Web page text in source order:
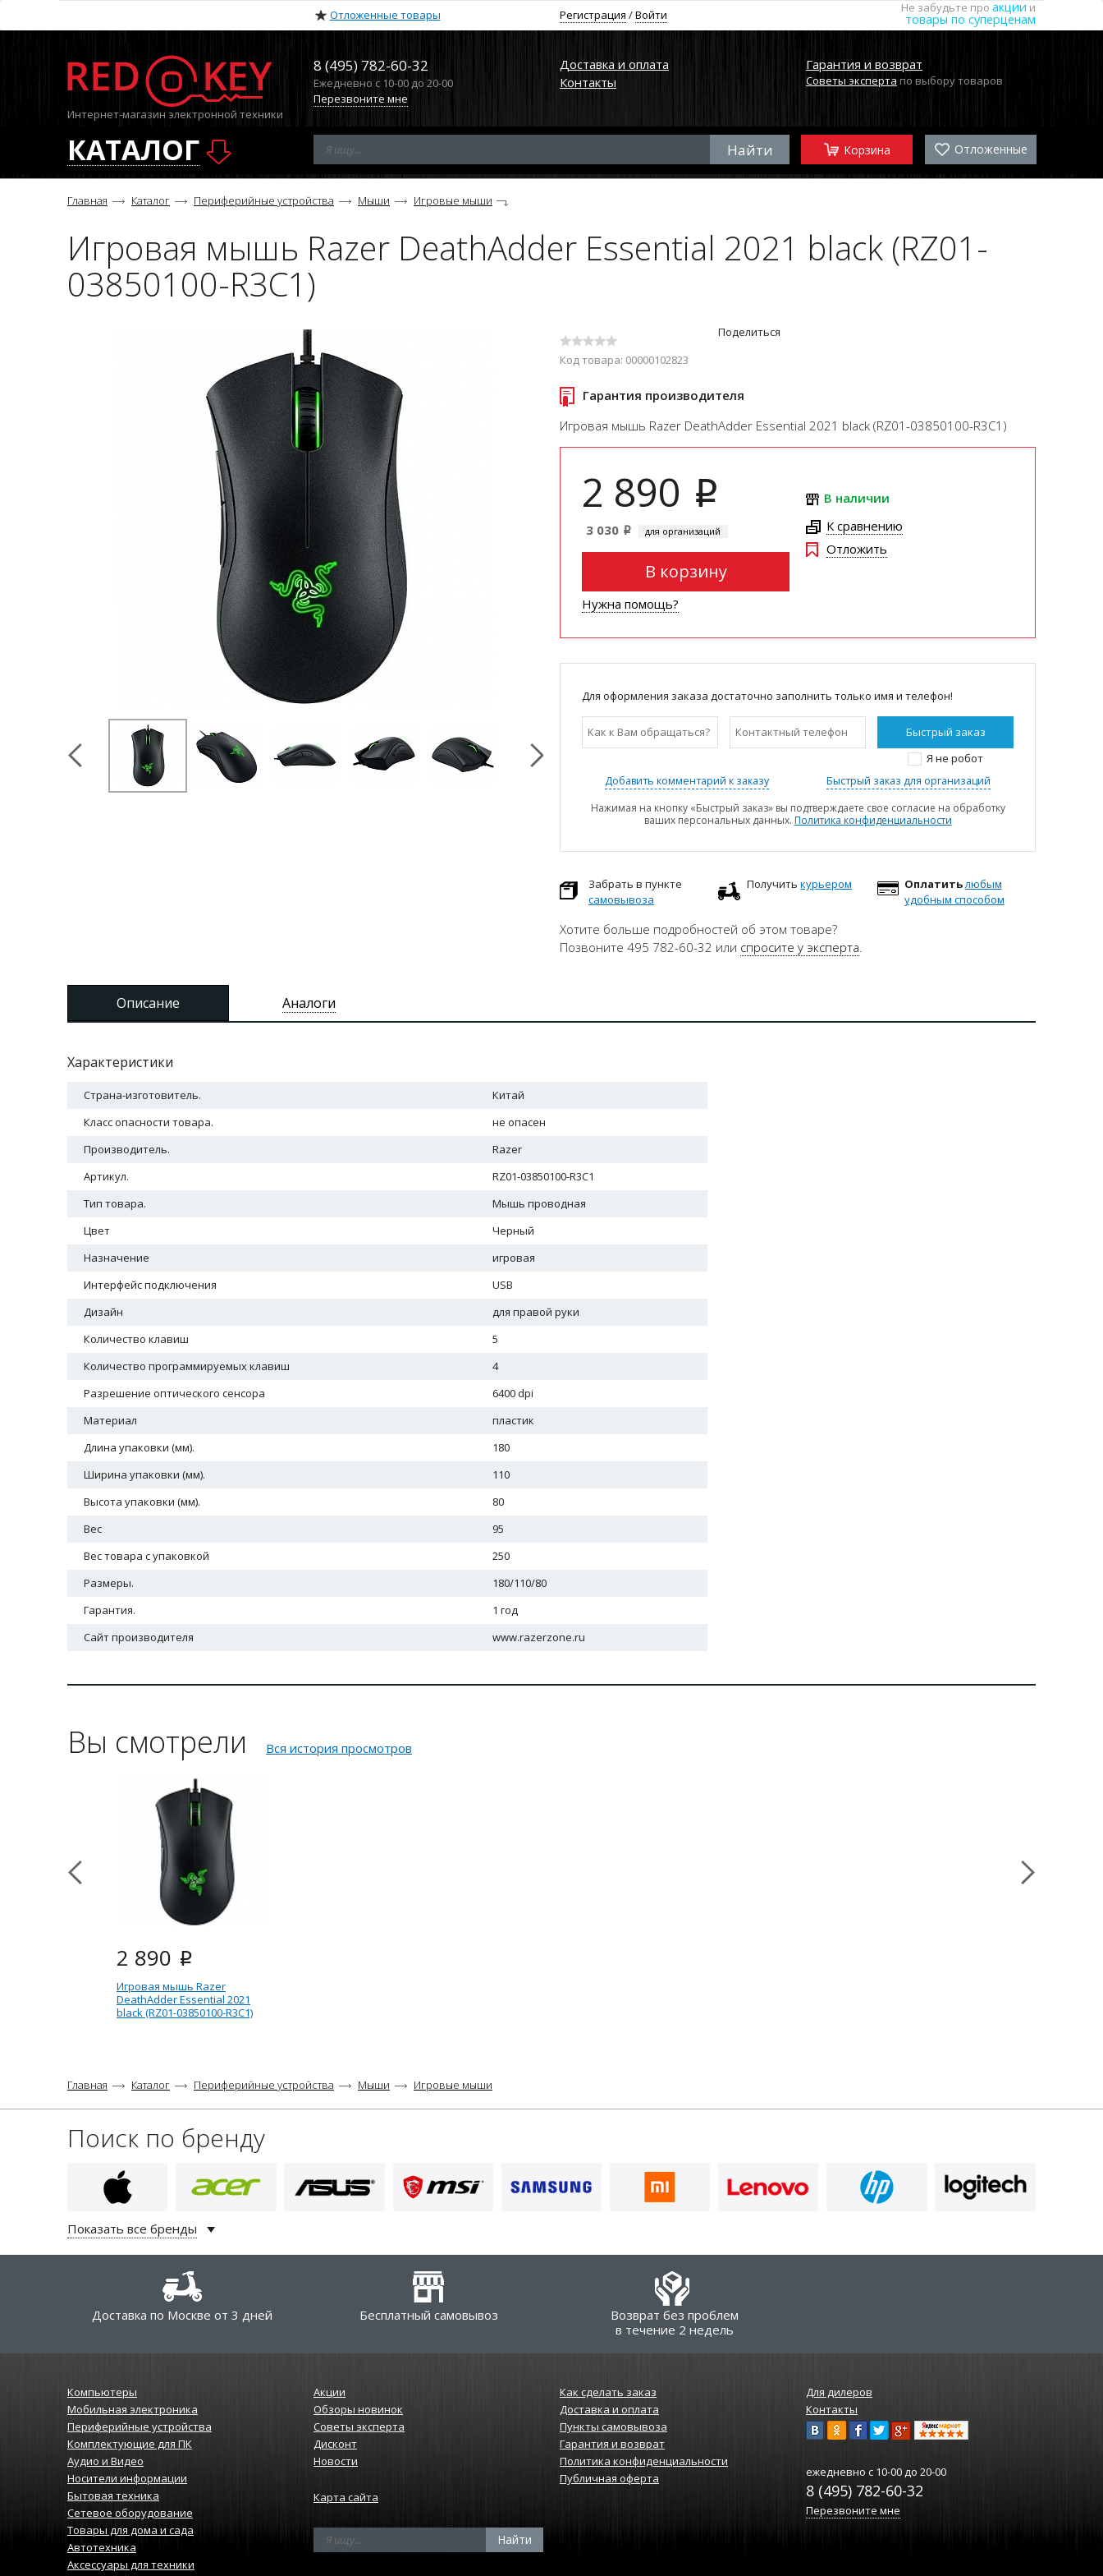
Отложенные товары Регистрация /Войти Не забудьте про акции и
товары по суперценам
Интернет-магазин электронной техники
8 (495) 782-60-32
Ежедневно с 10-00 до 20-00
Перезвоните мне
Доставка и оплата
Контакты
Гарантия и возврат
Советы эксперта по выбору товаров
КАТАЛОГ Корзина Отложенные
Главная Каталог Периферийные устройства Мыши Игровые мыши
Игровая мышь Razer DeathAdder Essential 2021 black (RZ01-
03850100-R3C1)
Поделиться
Код товара: 00000102823
Гарантия производителя
Игровая мышь Razer DeathAdder Essential 2021 black (RZ01-03850100-R3C1)
2 890 i
3 030 i для организаций
В корзину
Нужна помощь?
В наличии
К сравнению
Отложить
Для оформления заказа достаточно заполнить только имя и телефон!
Я не робот
Добавить комментарий к заказу
Быстрый заказ для организаций
Нажимая на кнопку «Быстрый заказ» вы подтверждаете свое согласие на обработку
ваших персональных данных. Политика конфиденциальности
Забрать в пункте
самовывоза
Получитькурьером Оплатитьлюбым
удобным способом
Хотите больше подробностей об этом товаре?
Позвоните 495 782-60-32 или спросите у эксперта.
Описание Аналоги
Характеристики
Страна-изготовитель.
Китай
Класс опасности товара.
не опасен
Производитель.
Razer
Артикул.
RZ01-03850100-R3C1
Тип товара.
Мышь проводная
Цвет
Черный
Назначение
игровая
Интерфейс подключения
USB
Дизайн
для правой руки
Количество клавиш
5
Количество программируемых клавиш
4
Разрешение оптического сенсора
6400 dpi
Материал
пластик
Длина упаковки (мм).
180
Ширина упаковки (мм).
110
Высота упаковки (мм).
80
Вес
95
Вес товара с упаковкой
250
Размеры.
180/110/80
Гарантия.
1 год
Сайт производителя
www.razerzone.ru
Вы смотрели Вся история просмотров
2 890 i
Игровая мышь Razer
DeathAdder Essential 2021
black (RZ01-03850100-R3C1)
Главная Каталог Периферийные устройства Мыши Игровые мыши
Поиск по бренду
Показать все бренды
Доставка по Москве от 3 дней Бесплатный самовывоз
Возврат без проблем
в течение 2 недель
Компьютеры
Мобильная электроника
Периферийные устройства
Комплектующие для ПК
Аудио и Видео
Носители информации
Бытовая техника
Сетевое оборудование
Товары для дома и сада
Автотехника
Аксессуары для техники
Акции
Обзоры новинок
Советы эксперта
Дисконт
Новости
Карта сайта
Как сделать заказ
Доставка и оплата
Пункты самовывоза
Гарантия и возврат
Политика конфиденциальности
Публичная оферта
Для дилеров
Контакты
ежедневно с 10-00 до 20-00
8 (495) 782-60-32
Перезвоните мне